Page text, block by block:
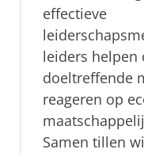
effectieve
leiders helpen
doeltreffende
reageren op
Samen tillen